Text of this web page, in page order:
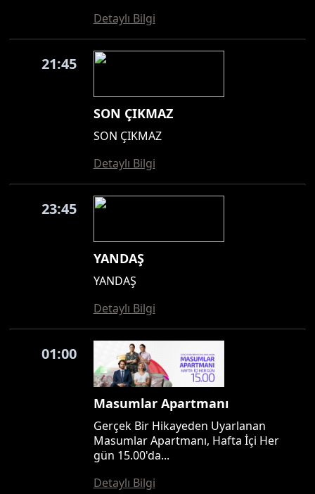
Detaylı Bilgi
21:45
SON ÇIKMAZ
SON ÇIKMAZ
Detaylı Bilgi
23:45
YANDAŞ
YANDAŞ
Detaylı Bilgi
01:00
Masumlar Apartmanı
Gerçek Bir Hikayeden Uyarlanan
Masumlar Apartmanı, Hafta İçi Her
gün 15.00'da...
Detaylı Bilgi